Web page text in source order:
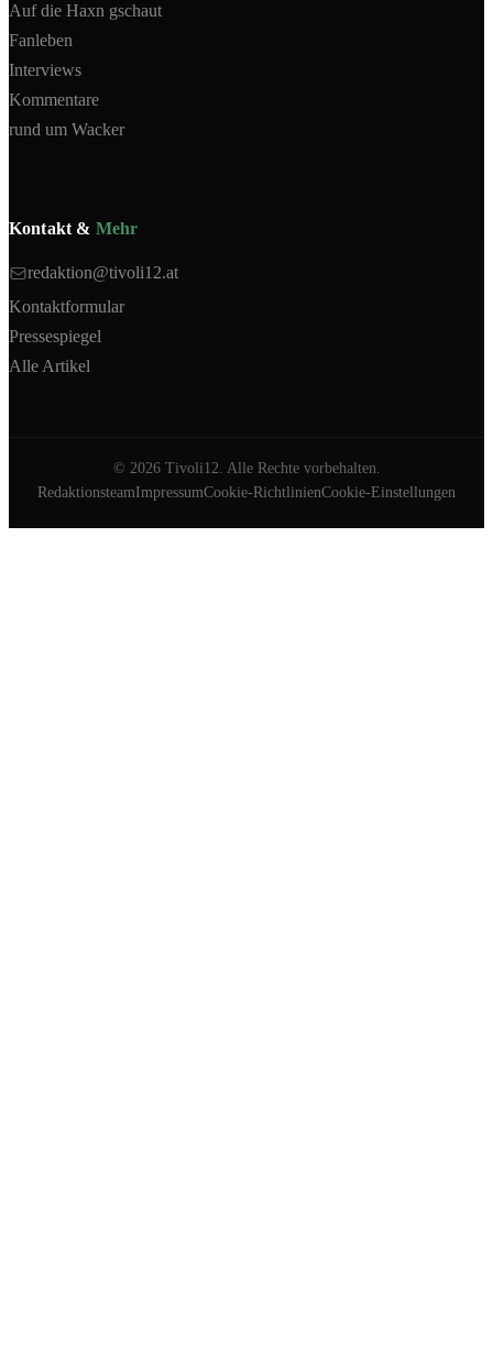
Auf die Haxn gschaut
Fanleben
Interviews
Kommentare
rund um Wacker
Kontakt & Mehr
redaktion@tivoli12.at
Kontaktformular
Pressespiegel
Alle Artikel
© 2026Tivoli12. Alle Rechte vorbehalten.
RedaktionsteamImpressumCookie-RichtlinienCookie-Einstellungen